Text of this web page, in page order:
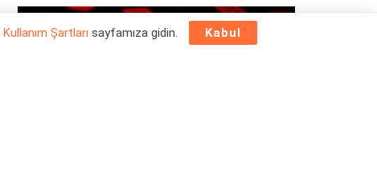
Kullanım Şartları sayfamıza gidin. Kabul